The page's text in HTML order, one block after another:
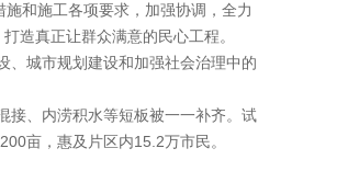
和施工各项要求，加强协调，全力
造真正让群众满意的民心工程。
、城市规划建设和加强社会治理中的
接、内涝积水等短板被一一补齐。试
亩，惠及片区内15.2万市民。